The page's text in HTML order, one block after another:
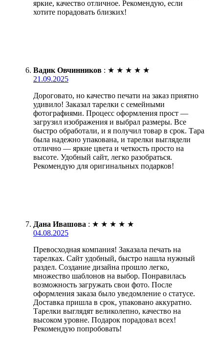
яркие, качество отличное. Рекомендую, если
хотите порадовать близких!
Вадик Овчинников : ★ ★ ★ ★ ★
21.09.2025
Дороговато, но качество печати на заказ приятно
удивило! Заказал тарелки с семейными
фотографиями. Процесс оформления прост —
загрузил изображения и выбрал размеры. Все
быстро обработали, и я получил товар в срок. Тара
была надежно упакована, и тарелки выглядели
отлично — яркие цвета и четкость просто на
высоте. Удобный сайт, легко разобраться.
Рекомендую для оригинальных подарков!
Дана Ивашова : ★ ★ ★ ★ ★
04.08.2025
Превосходная компания! Заказала печать на
тарелках. Сайт удобный, быстро нашла нужный
раздел. Создание дизайна прошло легко,
множество шаблонов на выбор. Понравилась
возможность загружать свои фото. После
оформления заказа было уведомление о статусе.
Доставка пришла в срок, упаковано аккуратно.
Тарелки выглядят великолепно, качество на
высоком уровне. Подарок порадовал всех!
Рекомендую попробовать!